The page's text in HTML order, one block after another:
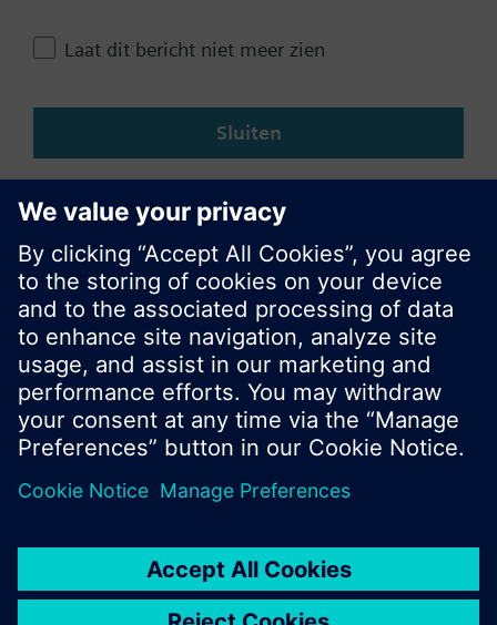
Laat dit bericht niet meer zien
Sluiten
Deze pagina delen
© Siemens Nederland N.V. 2017
Productportfolio en prijzen kunnen variëren per
Gebruikershandleiding